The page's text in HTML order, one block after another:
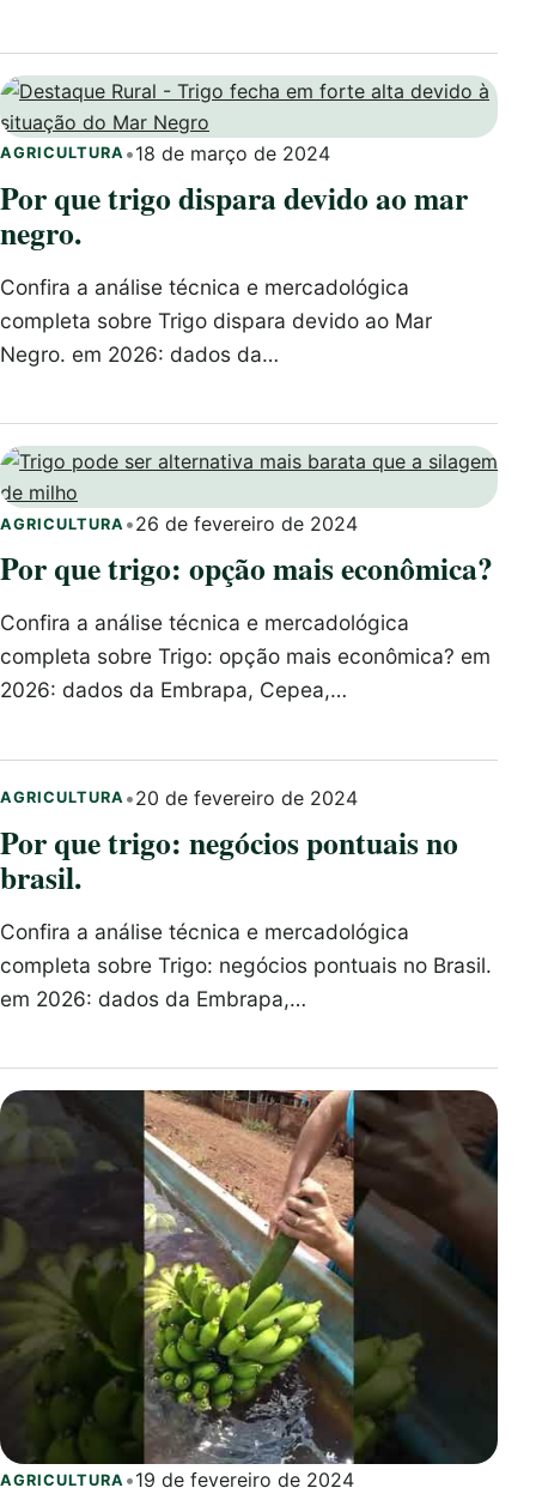
AGRICULTURA •18 de março de 2024
Por que trigo dispara devido ao mar
negro.
Confira a análise técnica e mercadológica
completa sobre Trigo dispara devido ao Mar
Negro. em 2026: dados da…
AGRICULTURA •26 de fevereiro de 2024
Por que trigo: opção mais econômica?
Confira a análise técnica e mercadológica
completa sobre Trigo: opção mais econômica? em
2026: dados da Embrapa, Cepea,…
AGRICULTURA •20 de fevereiro de 2024
Por que trigo: negócios pontuais no
brasil.
Confira a análise técnica e mercadológica
completa sobre Trigo: negócios pontuais no Brasil.
em 2026: dados da Embrapa,…
AGRICULTURA •19 de fevereiro de 2024